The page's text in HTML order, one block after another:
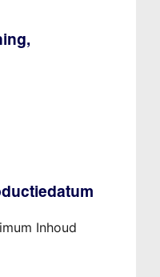
Inhoud